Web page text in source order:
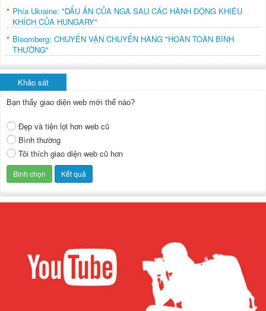
Phía Ukraine: "DẤU ẤN CỦA NGA SAU CÁC HÀNH ĐỘNG KHIÊU
KHÍCH CỦA HUNGARY"
Bloomberg: CHUYẾN VẬN CHUYỂN HÀNG "HOÀN TOÀN BÌNH
THƯỜNG"
Khảo sát
Bạn thấy giao diện web mới thế nào?
Đẹp và tiện lợi hơn web cũ
Bình thường
Tôi thích giao diện web cũ hơn